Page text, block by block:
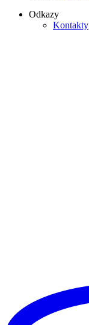
Odkazy
Kontakty